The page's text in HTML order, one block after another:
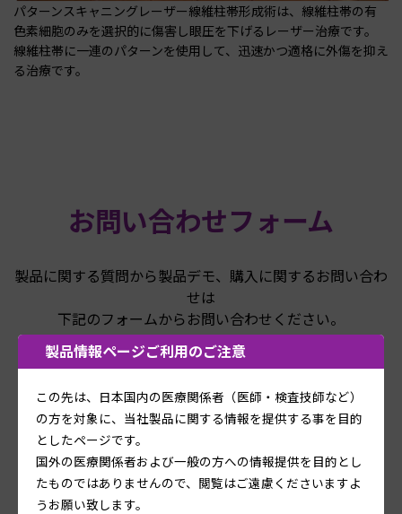
パターンスキャニングレーザー線維柱帯形成術は、線維柱帯の有
色素細胞のみを選択的に傷害し眼圧を下げるレーザー治療です。
線維柱帯に一連のパターンを使用して、迅速かつ適格に外傷を抑え
る治療です。
お問い合わせフォーム
製品に関する質問から製品デモ、購入に関するお問い合わ
せは
下記のフォームからお問い合わせください。
製品情報ページご利用のご注意
この先は、日本国内の医療関係者（医師・検査技師など）
の方を対象に、当社製品に関する情報を提供する事を目的
としたページです。
国外の医療関係者および一般の方への情報提供を目的とし
たものではありませんので、閲覧はご遠慮くださいますよ
うお願い致します。